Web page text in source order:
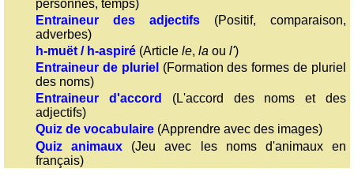
de
jeux
Entraineur
de
mémoire
Entraineur
de
mathématiques
Puzzle
Quiz
animaux
personnes, temps)
Entraineur des adjectifs (Positif, comparaison,
adverbes)
h-muët / h-aspiré (Article le, la ou l')
Entraineur de pluriel (Formation des formes de pluriel
des noms)
Entraineur d'accord
(L'accord des noms et des
adjectifs)
Quiz de vocabulaire (Apprendre avec des images)
Quiz animaux (Jeu avec les noms d'animaux en
français)